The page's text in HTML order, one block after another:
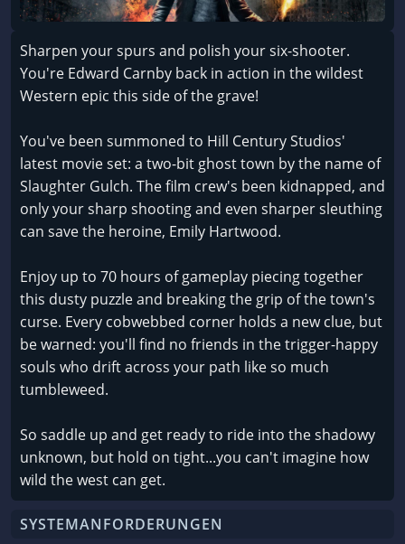
Sharpen your spurs and polish your six-shooter.
You're Edward Carnby back in action in the wildest
Western epic this side of the grave!
You've been summoned to Hill Century Studios'
latest movie set: a two-bit ghost town by the name of
Slaughter Gulch. The film crew's been kidnapped, and
only your sharp shooting and even sharper sleuthing
can save the heroine, Emily Hartwood.
Enjoy up to 70 hours of gameplay piecing together
this dusty puzzle and breaking the grip of the town's
curse. Every cobwebbed corner holds a new clue, but
be warned: you'll find no friends in the trigger-happy
souls who drift across your path like so much
tumbleweed.
So saddle up and get ready to ride into the shadowy
unknown, but hold on tight...you can't imagine how
wild the west can get.
SYSTEMANFORDERUNGEN